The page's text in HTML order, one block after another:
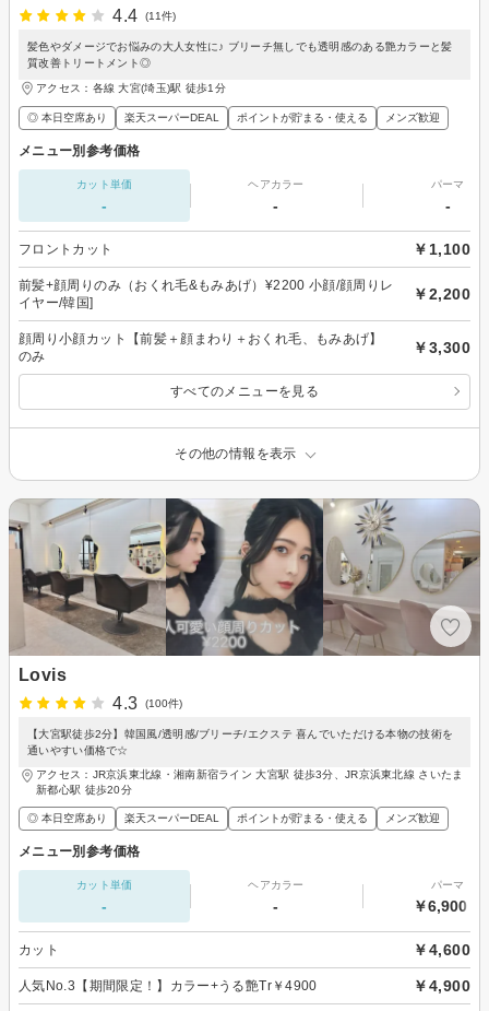
4.4
(11件)
髪色やダメージでお悩みの大人女性に♪ ブリーチ無しでも透明感のある艶カラーと髪
質改善トリートメント◎
アクセス：各線 大宮(埼玉)駅 徒歩1分
◎ 本日空席あり 楽天スーパーDEAL ポイントが貯まる・使える メンズ歓迎
メニュー別参考価格
カット単価
-
ヘアカラー
-
パーマ
-
フロントカット ￥1,100
前髪+顔周りのみ（おくれ毛&もみあげ）¥2200 小顔/顔周りレ
イヤー/韓国]
￥2,200
顔周り小顔カット【前髪＋顔まわり＋おくれ毛、もみあげ】
のみ
￥3,300
すべてのメニューを見る
その他の情報を表示
Lovis
4.3
(100件)
【大宮駅徒歩2分】韓国風/透明感/ブリーチ/エクステ 喜んでいただける本物の技術を
通いやすい価格で☆
アクセス：JR京浜東北線・湘南新宿ライン 大宮駅 徒歩3分、JR京浜東北線 さいたま
新都心駅 徒歩20分
◎ 本日空席あり 楽天スーパーDEAL ポイントが貯まる・使える メンズ歓迎
メニュー別参考価格
カット単価
-
ヘアカラー
-
パーマ
￥6,900～
カット ￥4,600
人気No.3【期間限定！】カラー+うる艶Tr￥4900 ￥4,900